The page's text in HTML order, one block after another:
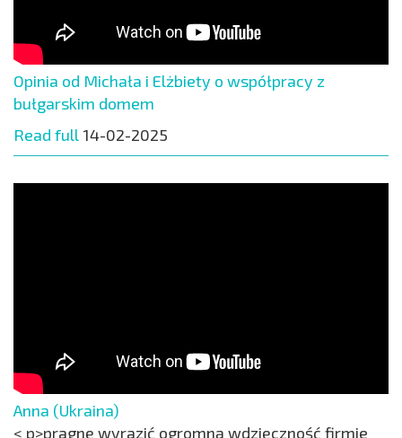
Opinia od Michała i Elżbiety o współpracy z
bułgarskim domem
Read full 14-02-2025
Anna (Ukraina)
< p>pragnę wyrazić ogromną wdzięczność firmie